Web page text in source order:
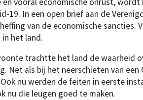
19. In een open brief aan de
van de economische sancties.
het land.
trachtte het land de waarheid
Net als bij het neerschieten van
nu werden de feiten in eerste
nu die leugen goed te maken.